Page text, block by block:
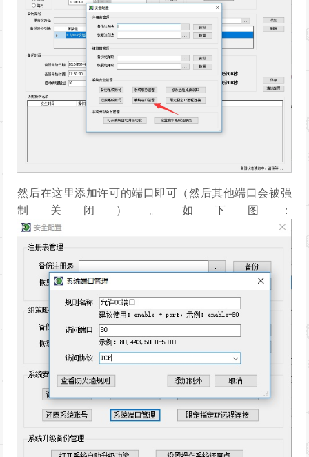
然后在这里添加许可的端口即可（然后其他端口会被强
制关闭）。如下图：